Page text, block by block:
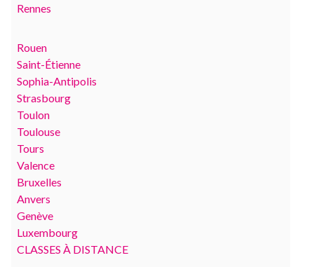
Rennes
Rouen
Saint-Étienne
Sophia-Antipolis
Strasbourg
Toulon
Toulouse
Tours
Valence
Bruxelles
Anvers
Genève
Luxembourg
CLASSES À DISTANCE